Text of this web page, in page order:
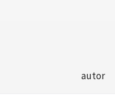
autor